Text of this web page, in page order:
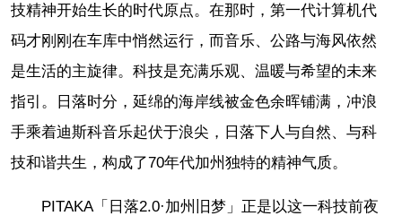
技精神开始生长的时代原点。在那时，第一代计算机代
码才刚刚在车库中悄然运行，而音乐、公路与海风依然
是生活的主旋律。科技是充满乐观、温暖与希望的未来
指引。日落时分，延绵的海岸线被金色余晖铺满，冲浪
手乘着迪斯科音乐起伏于浪尖，日落下人与自然、与科
技和谐共生，构成了70年代加州独特的精神气质。
PITAKA「日落2.0·加州旧梦」正是以这一科技前夜